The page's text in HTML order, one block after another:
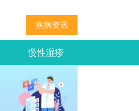
疾病资讯
慢性湿疹